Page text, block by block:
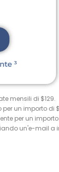
³
mensili di $129.
un importo di
per un importo
un'e-mail a